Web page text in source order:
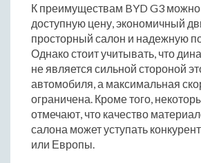
К преимуществам BYD G3 можно
доступную цену, экономичный
просторный салон и надежную
Однако стоит учитывать, что
не является сильной стороной
автомобиля, а максимальная
ограничена. Кроме того,
отмечают, что качество
салона может уступать
или Европы.